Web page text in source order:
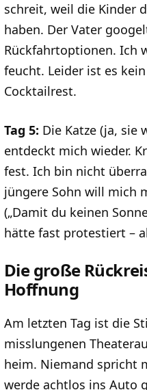
schreit, weil die Kinder
haben. Der Vater
Rückfahrtoptionen. Ich
feucht. Leider ist es
Cocktailrest.
Tag 5: Die Katze (ja, sie
entdeckt mich wieder.
fest. Ich bin nicht
jüngere Sohn will mich
(„Damit du keinen
hätte fast protestiert –
Die große
Hoffnung
Am letzten Tag ist die
misslungenen
heim. Niemand spricht
werde achtlos ins Auto